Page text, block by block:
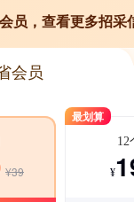
员，查看更多招采
会员
¥39
最划算
12
¥